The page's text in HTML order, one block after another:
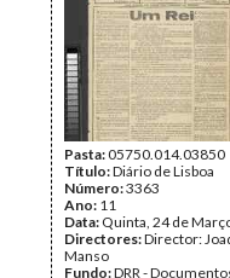
Pasta:05750.014.03850
Título:Diário de Lisboa
Número:3363
Ano: 11
Data: Quinta, 24 de
Directores:Director:
Manso
Fundo:DRR -